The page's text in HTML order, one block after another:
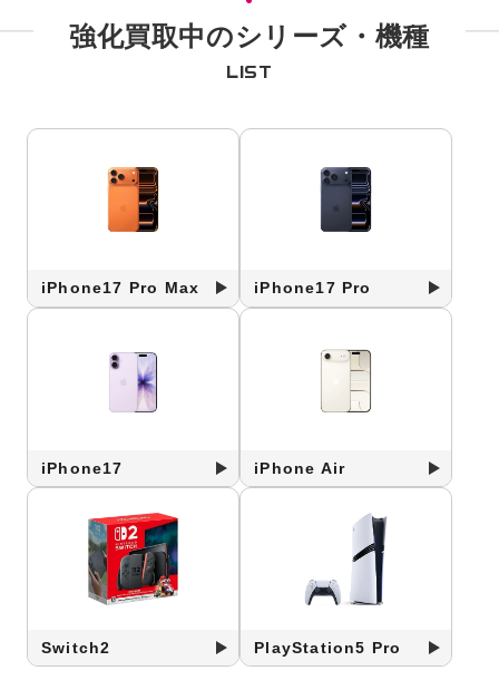
強化買取中のシリーズ・機種
LIST
iPhone17 Pro Max iPhone17 Pro
iPhone17 iPhone Air
Switch2 PlayStation5 Pro